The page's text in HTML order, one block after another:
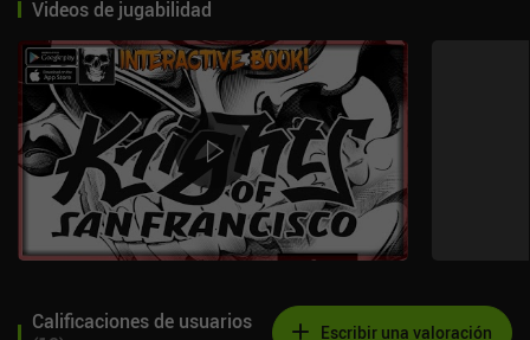
Videos de jugabilidad
Calificaciones de usuarios
Escribir una valoración